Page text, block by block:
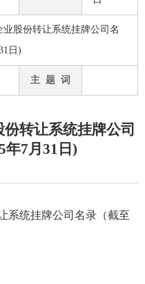
股份转让系统挂牌公司名
日)
主 题 词
转让系统挂牌公司
年7月31日)
系统挂牌公司名录（截至